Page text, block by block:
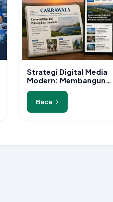
Strategi Digital Media
Modern: Membangun
Platform Informasi yang
Kredibel dan Berkualitas
Baca